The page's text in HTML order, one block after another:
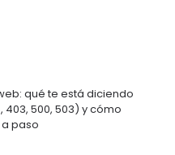
qué te está diciendo
500, 503) y cómo
paso